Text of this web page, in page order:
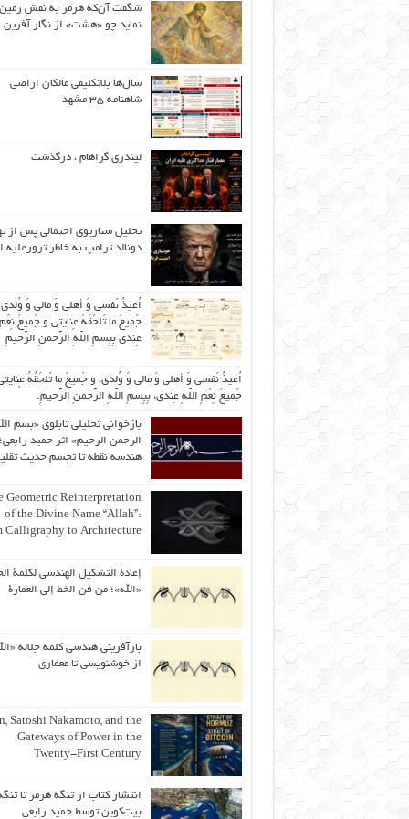
شگفت آن‌که هرمز به نقش زمین
نماید چو «هشت» از نگار آفرین
سال‌ها بلاتکلیفی مالکان اراضی
شاهنامه ۳۵ مشهد
لیندزی گراهام ، درگذشت
تحلیل سناریوی احتمالی پس از
دونالد ترامپ به خاطر ترورعلیه
اُعیذُ نَفسی وَ أهلی وَ مالی وَ
جَمیعَ ما تَلحَقُهُ عِنایتی و جَمیعَ نِعَمِ
عِندی بِبِسمِ اللّهِ الرَّحمنِ الرَّحیمِ
اُعیذُ نَفسی وَ أهلی وَ مالی وَ وُلدی، و جَمیعَ ما تَلحَقُهُ
جَمیعَ نِعَمِ اللّهِ عِندی، بِبِسمِ اللّهِ الرَّحمنِ الرَّحیمِ.
بازخوانی تحلیلی تابلوی «بسم
الرحمن الرحیم» اثر حمید رابعی؛
هندسه نقطه تا تجسم حدیث
Geometric Reinterpretation
of the Divine Name “Allah”:
Calligraphy to Architecture
إعادة التشكيل الهندسي لكلمة
«الله»؛ من فن الخط إلى العمارة
بازآفرینی هندسی کلمه جلاله
از خوشنویسی تا معماری
Satoshi Nakamoto, and the
Gateways of Power in the
Twenty-First Century
انتشار کتاب از تنگه هرمز تا
بیت‌کوین توسط حمید رابعی